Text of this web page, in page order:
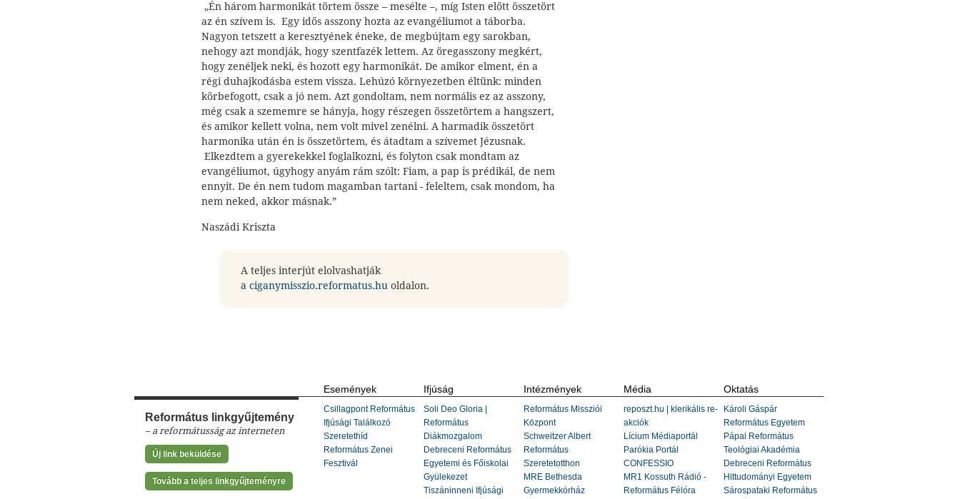
„Én három harmonikát törtem össze – mesélte –, míg Isten előtt összetört
az én szívem is. Egy idős asszony hozta az evangéliumot a táborba.
Nagyon tetszett a keresztyének éneke, de megbújtam egy sarokban,
nehogy azt mondják, hogy szentfazék lettem. Az öregasszony megkért,
hogy zenéljek neki, és hozott egy harmonikát. De amikor elment, én a
régi duhajkodásba estem vissza. Lehúzó környezetben éltünk: minden
körbefogott, csak a jó nem. Azt gondoltam, nem normális ez az asszony,
még csak a szememre se hányja, hogy részegen összetörtem a hangszert,
és amikor kellett volna, nem volt mivel zenélni. A harmadik összetört
harmonika után én is összetörtem, és átadtam a szívemet Jézusnak.
Elkezdtem a gyerekekkel foglalkozni, és folyton csak mondtam az
evangéliumot, úgyhogy anyám rám szólt: Fiam, a pap is prédikál, de nem
ennyit. De én nem tudom magamban tartani - feleltem, csak mondom, ha
nem neked, akkor másnak.”
Naszádi Kriszta
A teljes interjút elolvashatják
a ciganymisszio.reformatus.hu oldalon.
Református linkgyűjtemény
– a reformátusság az interneten
Új link beküldése
Tovább a teljes linkgyűjteményre
Események
Csillagpont Református
Ifjúsági Találkozó
Szeretethíd
Református Zenei
Fesztivál
Ifjúság
Soli Deo Gloria |
Református
Diákmozgalom
Debreceni Református
Egyetemi és Főiskolai
Gyülekezet
Tiszáninneni Ifjúsági
Intézmények
Református Missziói
Központ
Schweitzer Albert
Református
Szeretetotthon
MRE Bethesda
Gyermekkórház
Média
reposzt.hu | klerikális re-
akciók
Lícium Médiaportál
Parókia Portál
CONFESSIO
MR1 Kossuth Rádió -
Református Félóra
Oktatás
Károli Gáspár
Református Egyetem
Pápai Református
Teológiai Akadémia
Debreceni Református
Hittudományi Egyetem
Sárospataki Református